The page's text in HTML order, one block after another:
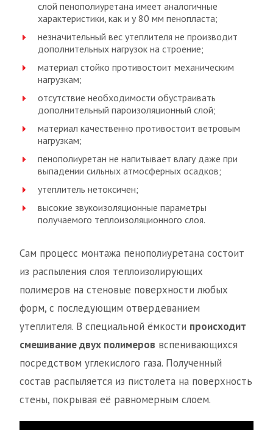
слой пенополиуретана имеет аналогичные
характеристики, как и у 80 мм пенопласта;
незначительный вес утеплителя не производит
дополнительных нагрузок на строение;
материал стойко противостоит механическим
нагрузкам;
отсутствие необходимости обустраивать
дополнительный пароизоляционный слой;
материал качественно противостоит ветровым
нагрузкам;
пенополиуретан не напитывает влагу даже при
выпадении сильных атмосферных осадков;
утеплитель нетоксичен;
высокие звукоизоляционные параметры
получаемого теплоизоляционного слоя.
Сам процесс монтажа пенополиуретана состоит
из распыления слоя теплоизолирующих
полимеров на стеновые поверхности любых
форм, с последующим отвердеванием
утеплителя. В специальной ёмкости происходит
смешивание двух полимеров вспенивающихся
посредством углекислого газа. Полученный
состав распыляется из пистолета на поверхность
стены, покрывая её равномерным слоем.